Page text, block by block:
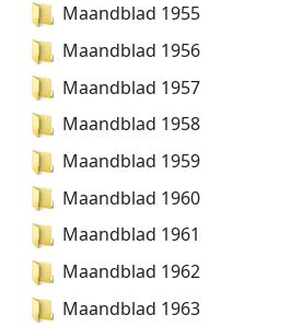
Maandblad 1955
Maandblad 1956
Maandblad 1957
Maandblad 1958
Maandblad 1959
Maandblad 1960
Maandblad 1961
Maandblad 1962
Maandblad 1963